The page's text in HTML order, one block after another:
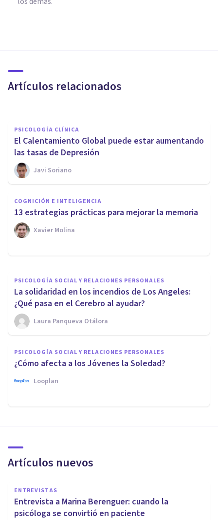
Artículos relacionados
aislamiento y adicciones'
PSICOLOGÍA CLÍNICA
El Calentamiento Global puede estar aumentando
las tasas de Depresión
Javi Soriano
COGNICIÓN E INTELIGENCIA
13 estrategias prácticas para mejorar la memoria
Xavier Molina
¿Por qué la depresión y la
soledad se retroalimentan?
PSICOLOGÍA SOCIAL Y RELACIONES PERSONALES
La solidaridad en los incendios de Los Angeles:
¿Qué pasa en el Cerebro al ayudar?
Laura Panqueva Otálora
PSICOLOGÍA SOCIAL Y RELACIONES PERSONALES
¿Cómo afecta a los Jóvenes la Soledad?
Looplan
Artículos nuevos
ENTREVISTAS
Entrevista a Marina Berenguer: cuando la
psicóloga se convirtió en paciente